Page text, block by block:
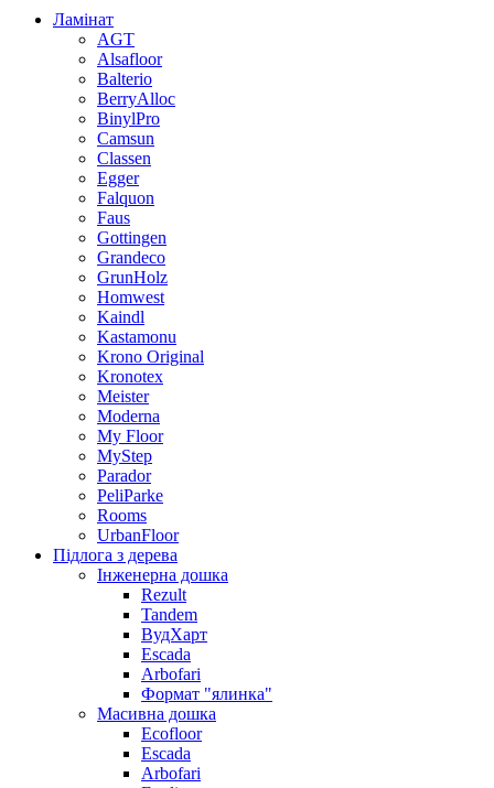
Ламінат
AGT
Alsafloor
Balterio
BerryAlloc
BinylPro
Camsun
Classen
Egger
Falquon
Faus
Gottingen
Grandeco
GrunHolz
Homwest
Kaindl
Kastamonu
Krono Original
Kronotex
Meister
Moderna
My Floor
MyStep
Parador
PeliParke
Rooms
UrbanFloor
Підлога з дерева
Інженерна дошка
Rezult
Tandem
ВудХарт
Escada
Arbofari
Формат "ялинка"
Масивна дошка
Ecofloor
Escada
Arbofari